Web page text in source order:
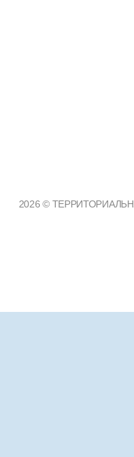
2026 ©